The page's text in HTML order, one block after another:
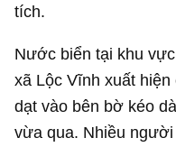
tích.
Nước biển tại khu
xã Lộc Vĩnh xuất
dạt vào bên bờ kéo
vừa qua. Nhiều